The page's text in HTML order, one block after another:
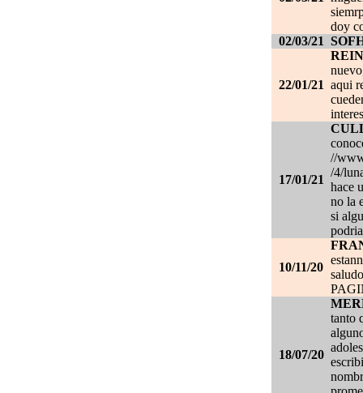
doy
02/03/21
22/01/21 aqui
17/01/21
//
/4/
hace
no la
si
10/11/20
18/07/20
tanto